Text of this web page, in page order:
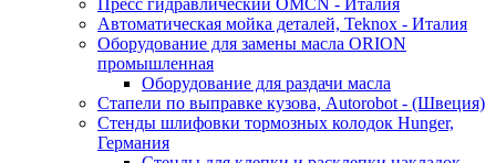
Пресс гидравлический OMCN - Италия
Автоматическая мойка деталей, Teknox - Италия
Оборудование для замены масла ORION
промышленная
Оборудование для раздачи масла
Стапели по выправке кузова, Autorobot - (Швеция)
Стенды шлифовки тормозных колодок Hunger,
Германия